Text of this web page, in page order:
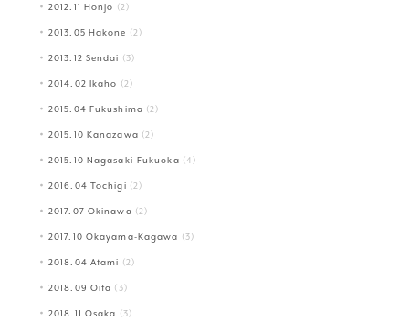
2012.11 Honjo (2)
2013.05 Hakone (2)
2013.12 Sendai (3)
2014.02 Ikaho (2)
2015.04 Fukushima (2)
2015.10 Kanazawa (2)
2015.10 Nagasaki-Fukuoka (4)
2016.04 Tochigi (2)
2017.07 Okinawa (2)
2017.10 Okayama-Kagawa (3)
2018.04 Atami (2)
2018.09 Oita (3)
2018.11 Osaka (3)